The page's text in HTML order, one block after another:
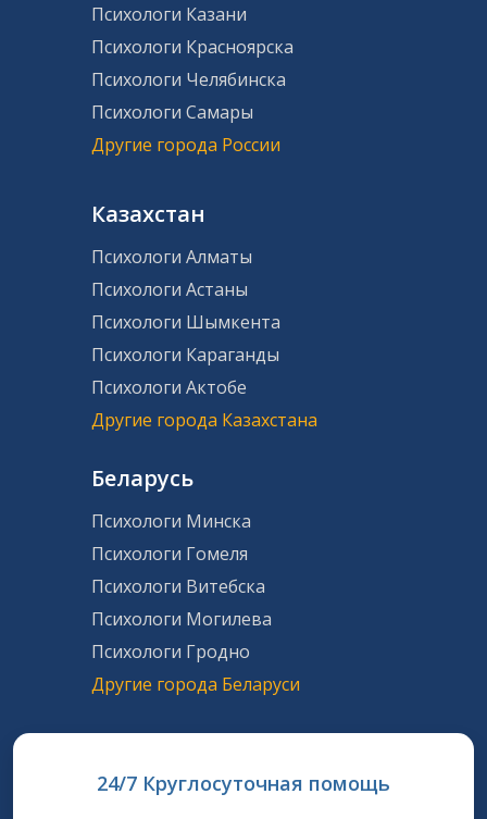
Психологи Казани
Психологи Красноярска
Психологи Челябинска
Психологи Самары
Другие города России
Казахстан
Психологи Алматы
Психологи Астаны
Психологи Шымкента
Психологи Караганды
Психологи Актобе
Другие города Казахстана
Беларусь
Психологи Минска
Психологи Гомеля
Психологи Витебска
Психологи Могилева
Психологи Гродно
Другие города Беларуси
24/7 Круглосуточная помощь